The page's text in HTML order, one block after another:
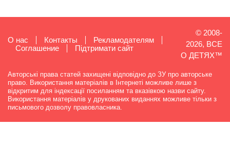
О нас Контакты
Рекламодателям
Cоглашение
Підтримати сайт
© 2008-
2026, ВСЕ
О ДЕТЯХ™
Авторські права статей захищені відповідно до ЗУ про авторське
право. Використання матеріалів в Інтернеті можливе лише з
відкритим для індексації посиланням та вказівкою назви сайту.
Використання матеріалів у друкованих виданнях можливе тільки з
письмового дозволу правовласника.